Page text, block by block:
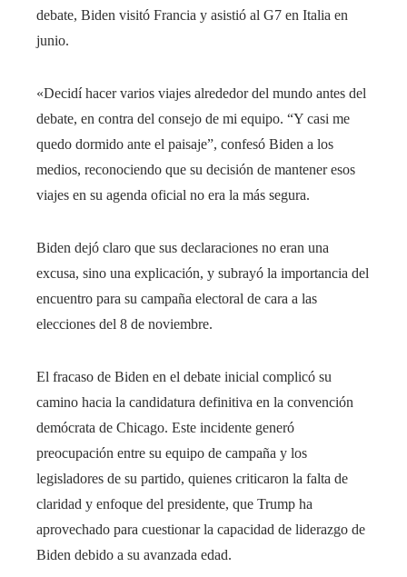
debate, Biden visitó Francia y asistió al G7 en Italia en
junio.
«Decidí hacer varios viajes alrededor del mundo antes del
debate, en contra del consejo de mi equipo. “Y casi me
quedo dormido ante el paisaje”, confesó Biden a los
medios, reconociendo que su decisión de mantener esos
viajes en su agenda oficial no era la más segura.
Biden dejó claro que sus declaraciones no eran una
excusa, sino una explicación, y subrayó la importancia del
encuentro para su campaña electoral de cara a las
elecciones del 8 de noviembre.
El fracaso de Biden en el debate inicial complicó su
camino hacia la candidatura definitiva en la convención
demócrata de Chicago. Este incidente generó
preocupación entre su equipo de campaña y los
legisladores de su partido, quienes criticaron la falta de
claridad y enfoque del presidente, que Trump ha
aprovechado para cuestionar la capacidad de liderazgo de
Biden debido a su avanzada edad.